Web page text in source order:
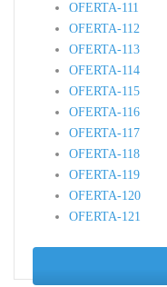
OFERTA-111
OFERTA-112
OFERTA-113
OFERTA-114
OFERTA-115
OFERTA-116
OFERTA-117
OFERTA-118
OFERTA-119
OFERTA-120
OFERTA-121